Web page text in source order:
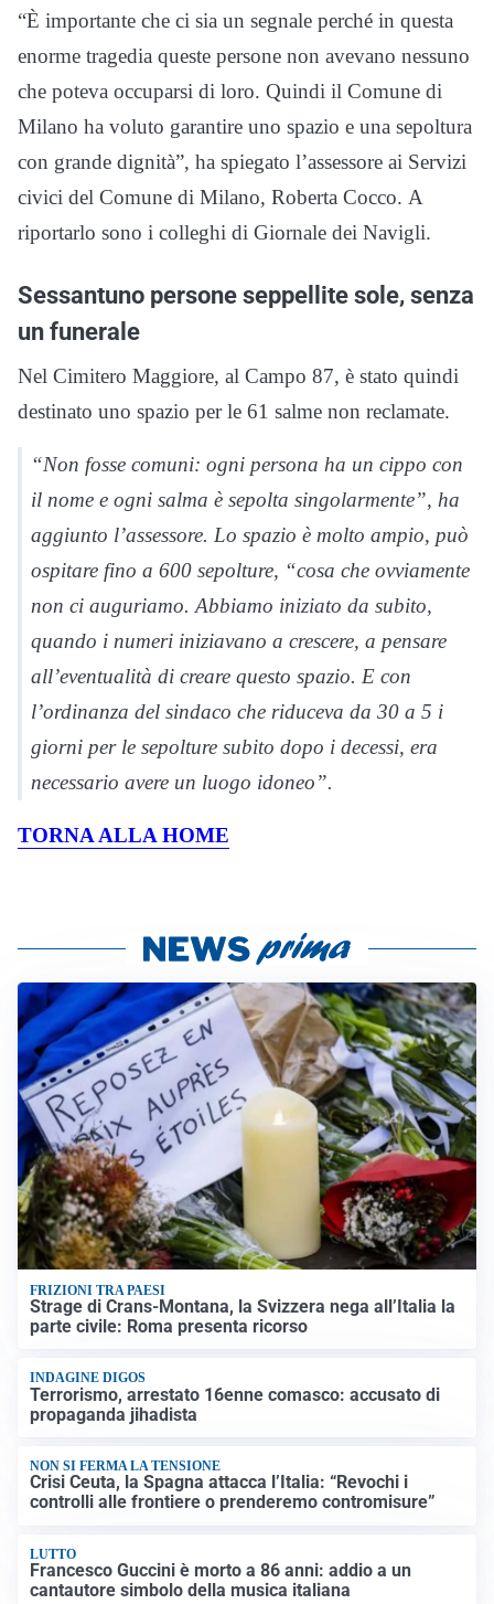
“È importante che ci sia un segnale perché in questa
enorme tragedia queste persone non avevano nessuno
che poteva occuparsi di loro. Quindi il Comune di
Milano ha voluto garantire uno spazio e una sepoltura
con grande dignità”, ha spiegato l’assessore ai Servizi
civici del Comune di Milano, Roberta Cocco. A
riportarlo sono i colleghi di Giornale dei Navigli.
Sessantuno persone seppellite sole, senza
un funerale
Nel Cimitero Maggiore, al Campo 87, è stato quindi
destinato uno spazio per le 61 salme non reclamate.
“Non fosse comuni: ogni persona ha un cippo con
il nome e ogni salma è sepolta singolarmente”, ha
aggiunto l’assessore. Lo spazio è molto ampio, può
ospitare fino a 600 sepolture, “cosa che ovviamente
non ci auguriamo. Abbiamo iniziato da subito,
quando i numeri iniziavano a crescere, a pensare
all’eventualità di creare questo spazio. E con
l’ordinanza del sindaco che riduceva da 30 a 5 i
giorni per le sepolture subito dopo i decessi, era
necessario avere un luogo idoneo”.
TORNA ALLA HOME
FRIZIONI TRA PAESI
Strage di Crans-Montana, la Svizzera nega all’Italia la
parte civile: Roma presenta ricorso
INDAGINE DIGOS
Terrorismo, arrestato 16enne comasco: accusato di
propaganda jihadista
NON SI FERMA LA TENSIONE
Crisi Ceuta, la Spagna attacca l’Italia: “Revochi i
controlli alle frontiere o prenderemo contromisure”
LUTTO
Francesco Guccini è morto a 86 anni: addio a un
cantautore simbolo della musica italiana